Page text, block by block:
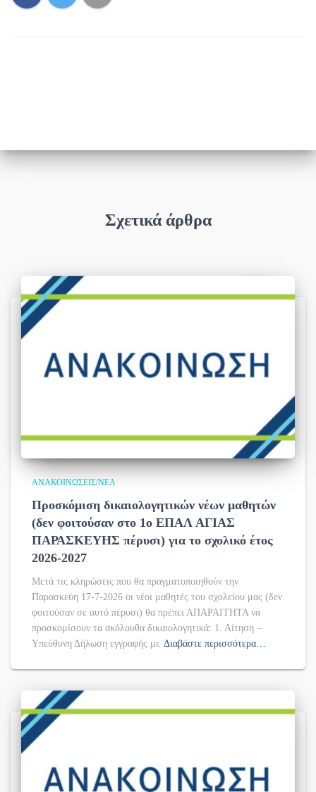
Σχετικά άρθρα
ΑΝΑΚΟΙΝΏΣΕΙΣ/ΝΈΑ
Προσκόμιση δικαιολογητικών νέων μαθητών
(δεν φοιτούσαν στο 1ο ΕΠΑΛ ΑΓΙΑΣ
ΠΑΡΑΣΚΕΥΗΣ πέρυσι) για το σχολικό έτος
2026-2027
Μετά τις κληρώσεις που θα πραγματοποιηθούν την
Παρασκεύη 17-7-2026 οι νέοι μαθητές του σχολείου μας (δεν
φοιτούσαν σε αυτό πέρυσι) θα πρέπει ΑΠΑΡΑΙΤΗΤΑ να
προσκομίσουν τα ακόλουθα δικαιολογητικά: 1. Αίτηση –
Υπεύθυνη Δήλωση εγγραφής με Διαβάστε περισσότερα…